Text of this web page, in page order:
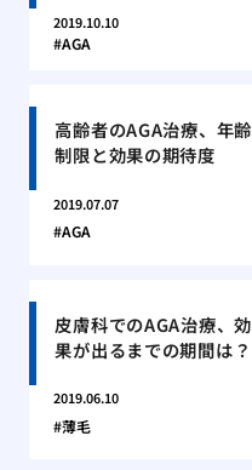
2019.10.10
AGA
高齢者のAGA治療、年齢
制限と効果の期待度
2019.07.07
AGA
皮膚科でのAGA治療、効
果が出るまでの期間は？
2019.06.10
薄毛